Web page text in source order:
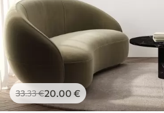
33.33€20.00 €